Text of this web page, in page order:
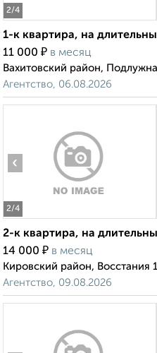
2/4
1-к квартира, на
11 000 ₽ в месяц
Вахитовский район,
Агентство, 06.08.2026
2/4
‹
2-к квартира, на
14 000 ₽ в месяц
Кировский район, Восстания
Агентство, 09.08.2026